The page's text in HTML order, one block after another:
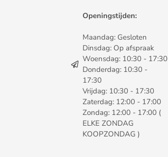
Openingstijden:
Maandag: Gesloten
Dinsdag: Op afspraak
Woensdag: 10:30 - 17:30
Donderdag: 10:30 -
17:30
Vrijdag: 10:30 - 17:30
Zaterdag: 12:00 - 17:00
Zondag: 12:00 - 17:00 (
ELKE ZONDAG
KOOPZONDAG )